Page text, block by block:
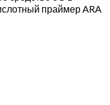
праймер ARA